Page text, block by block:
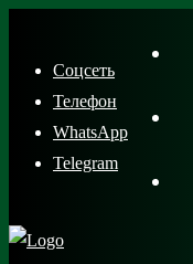
content
Соцсеть
Телефон
WhatsApp
Telegram